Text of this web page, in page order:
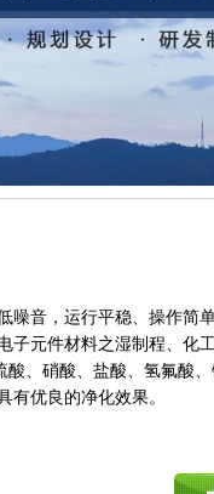
噪音，运行平稳、操作简
子元件材料之湿制程、化
、硝酸、盐酸、氢氟酸
有优良的净化效果。